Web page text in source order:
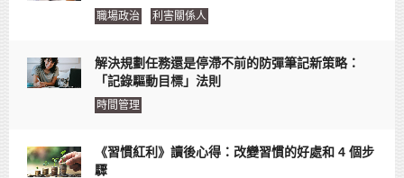
職場政治 利害關係人
解決規劃任務還是停滯不前的防彈筆記新策略：
「記錄驅動目標」法則
時間管理
《習慣紅利》讀後心得：改變習慣的好處和 4 個步
驟